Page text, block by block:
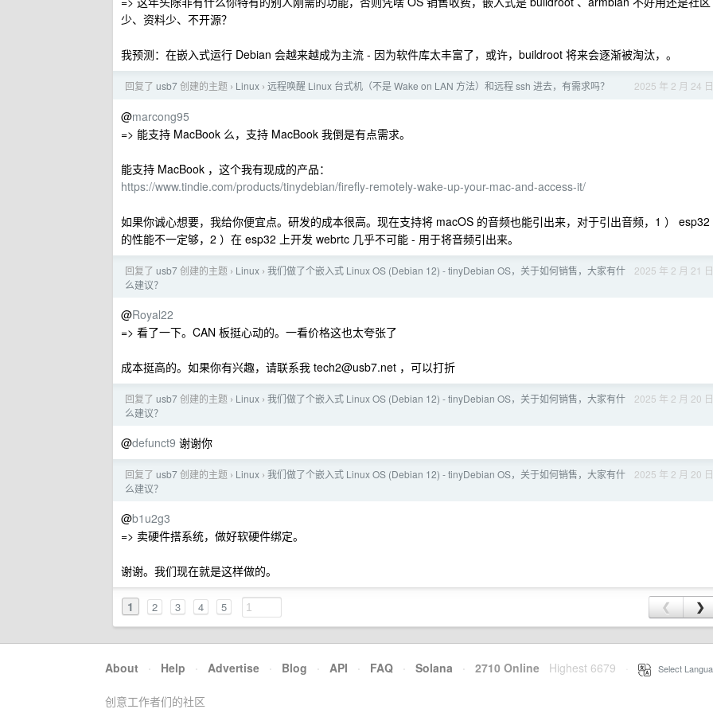
少、资料少、不开源？
我预测：在嵌入式运行 Debian 会越来越成为主流 - 因为软件库太丰富了，或许，buildroot 将来会逐渐被淘汰，。
2025 年 2 月 24 日
回复了 usb7创建的主题 › Linux › 远程唤醒 Linux 台式机（不是 Wake on LAN 方法）和远程 ssh 进去，有需求吗？
@marcong95
=> 能支持 MacBook 么，支持 MacBook 我倒是有点需求。
能支持 MacBook ，这个我有现成的产品：
https://www.tindie.com/products/tinydebian/firefly-remotely-wake-up-your-mac-and-access-it/
如果你诚心想要，我给你便宜点。研发的成本很高。现在支持将 macOS 的音频也能引出来，对于引出音频，1 ） esp32
的性能不一定够，2 ）在 esp32 上开发 webrtc 几乎不可能 - 用于将音频引出来。
2025 年 2 月 21 日
回复了 usb7创建的主题 › Linux › 我们做了个嵌入式 Linux OS (Debian 12) - tinyDebian OS，关于如何销售，大家有什
么建议？
@Royal22
=> 看了一下。CAN 板挺心动的。一看价格这也太夸张了
成本挺高的。如果你有兴趣，请联系我 tech2@usb7.net ，可以打折
2025 年 2 月 20 日
回复了 usb7创建的主题 › Linux › 我们做了个嵌入式 Linux OS (Debian 12) - tinyDebian OS，关于如何销售，大家有什
么建议？
@defunct9 谢谢你
2025 年 2 月 20 日
回复了 usb7创建的主题 › Linux › 我们做了个嵌入式 Linux OS (Debian 12) - tinyDebian OS，关于如何销售，大家有什
么建议？
@b1u2g3
=> 卖硬件搭系统，做好软硬件绑定。
谢谢。我们现在就是这样做的。
1 2 3 4 5 ❮ ❯
About · Help · Advertise · Blog · API · FAQ · Solana · 2710 Online Highest 6679 Select
创意工作者们的社区